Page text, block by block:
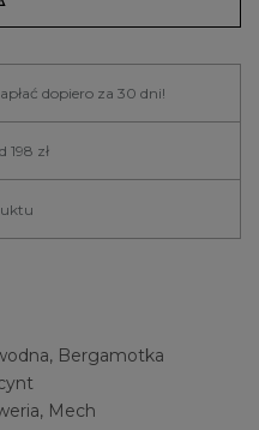
dopiero za 30 dni!
198 zł
Bergamotka
Mech